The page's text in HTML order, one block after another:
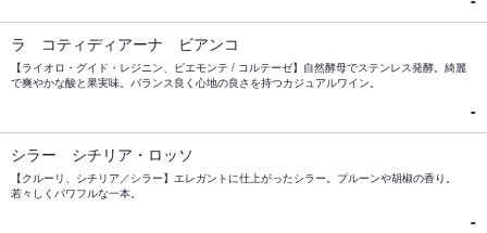
ラ コティディアーナ ビアンコ
【ライオロ・グイド・レジニン、ピエモンテ / コルテーゼ】自然酵母でステンレス発酵。綺麗
で爽やかな酸と果実味。バランス良く心地の良さを持つカジュアルワイン。
-
シラー シチリア・ロッソ
【クルーリ、シチリア／シラー】エレガントに仕上がったシラー。プルーンや胡椒の香り。
若々しくパワフルな一本。
-